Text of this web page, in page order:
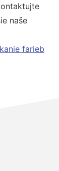
naše
farieb